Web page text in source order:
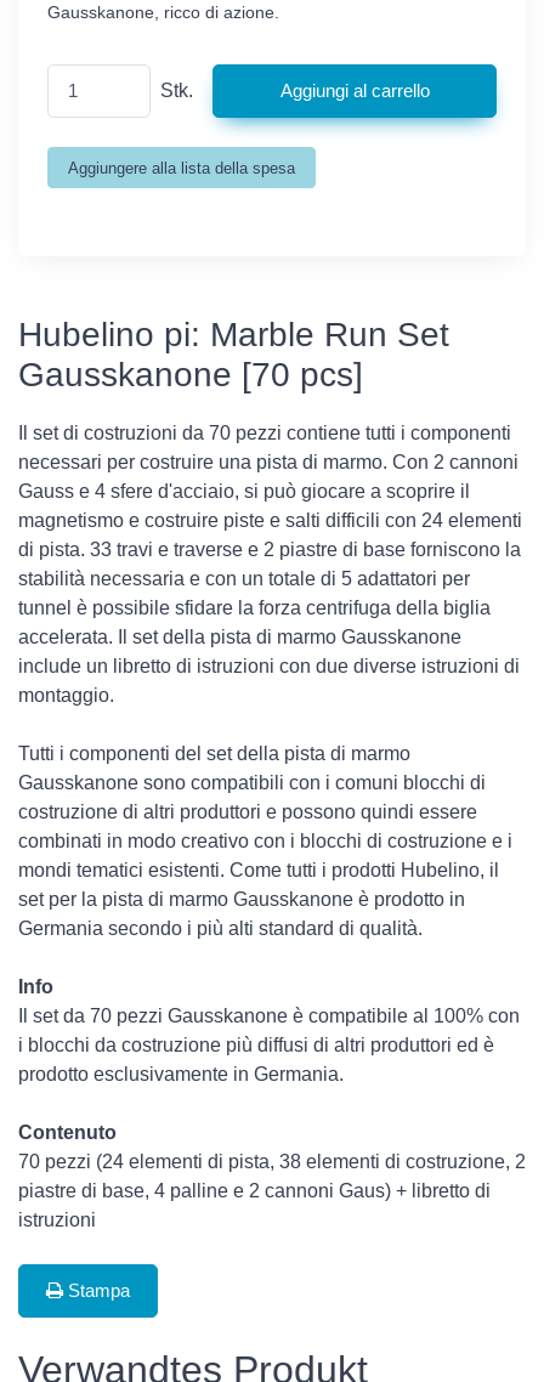
Gausskanone, ricco di azione.
Stk.
Hubelino pi: Marble Run Set
Gausskanone [70 pcs]
Il set di costruzioni da 70 pezzi contiene tutti i componenti
necessari per costruire una pista di marmo. Con 2 cannoni
Gauss e 4 sfere d'acciaio, si può giocare a scoprire il
magnetismo e costruire piste e salti difficili con 24 elementi
di pista. 33 travi e traverse e 2 piastre di base forniscono la
stabilità necessaria e con un totale di 5 adattatori per
tunnel è possibile sfidare la forza centrifuga della biglia
accelerata. Il set della pista di marmo Gausskanone
include un libretto di istruzioni con due diverse istruzioni di
montaggio.
Tutti i componenti del set della pista di marmo
Gausskanone sono compatibili con i comuni blocchi di
costruzione di altri produttori e possono quindi essere
combinati in modo creativo con i blocchi di costruzione e i
mondi tematici esistenti. Come tutti i prodotti Hubelino, il
set per la pista di marmo Gausskanone è prodotto in
Germania secondo i più alti standard di qualità.
Info
Il set da 70 pezzi Gausskanone è compatibile al 100% con
i blocchi da costruzione più diffusi di altri produttori ed è
prodotto esclusivamente in Germania.
Contenuto
70 pezzi (24 elementi di pista, 38 elementi di costruzione, 2
piastre di base, 4 palline e 2 cannoni Gaus) + libretto di
istruzioni
Stampa
Verwandtes Produkt